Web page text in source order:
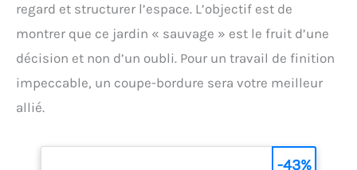
regard et structurer l’espace. L’objectif est de
montrer que ce jardin « sauvage » est le fruit d’une
décision et non d’un oubli. Pour un travail de finition
impeccable, un coupe-bordure sera votre meilleur
allié.
-43%